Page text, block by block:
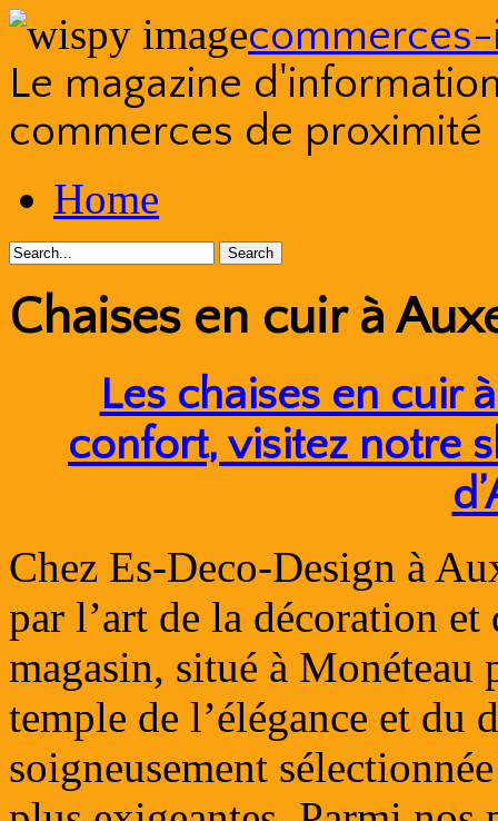
Le magazine
commerces de proximité
to
contentHome
Chaises en cuir à
Les chaises en cuir
confort, visitez notre
Chez Es-Deco-Design à
par l’art de la décoration
magasin, situé à Monéteau
temple de l’élégance et du
soigneusement